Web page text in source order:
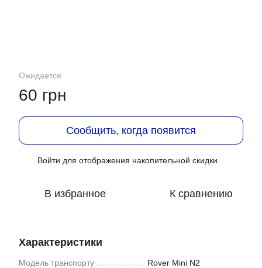
Ожидается
60 грн
Сообщить, когда появится
Войти для отображения накопительной скидки
В избранное К сравнению
Характеристики
Модель транспорту Rover Mini N2